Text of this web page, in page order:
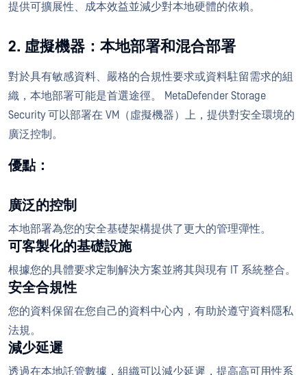
提供可擴展性、成本效益並減少對本地硬體的依賴。
2. 虛擬機器：本地部署和混合部署
對於具有敏感資料、嚴格的合規性要求或資料駐留需求的組
織，本地部署可能是首選途徑。 MetaDefender Storage
Security 可以部署在 VM（虛擬機器）上，提供對安全環境的
廣泛控制。
優點：
廣泛的控制
本地部署為您的安全基礎架構提供了更大的管理彈性。
可客製化的基礎設施
根據您的具體要求定制解決方案並將其與現有 IT 系統整合。
安全合規性
您的資料保留在您自己的資料中心內，有助於遵守資料隱私
法規。
減少延遲
透過在本地託管數據，組織可以減少延遲，提高高可用性系